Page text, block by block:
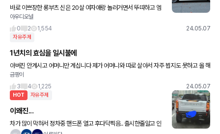
바로 이쁘장한 롱부츠 신은 20살 여자애랑 놀러거면서 뚜따하고 엠
아우디오널
0
2 1,554 24.05.07
자유주제
1년치의 효심을 일시불에
아버진 안계시고 어머니만 계십니다 제가 어머니와 따로 살아서 자주 뵙지도 못하고 올 해
어버이날도 고향 못갈 것 같아서 1년치의 효심을 모아 비싼 영양제 결제했습니다 어머님
이 연골문제가 있으셔
금팡이
3
4 1,225 24.05.07
HOT 자유주제
이왜진...
차가 많이 막혀서 정차중 핸드폰 열고 후다닥찍음.. 출시한줄알고 인